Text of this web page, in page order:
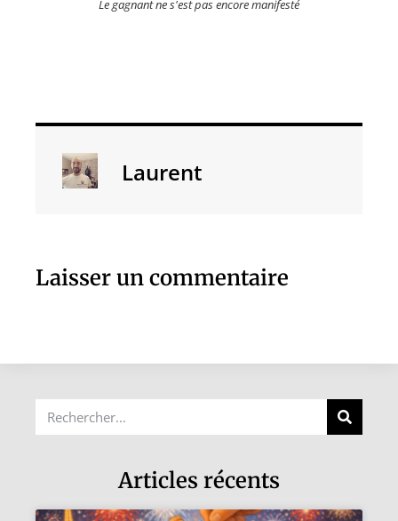
Le gagnant ne s'est pas encore manifesté
Laurent
Laisser un commentaire
Articles récents